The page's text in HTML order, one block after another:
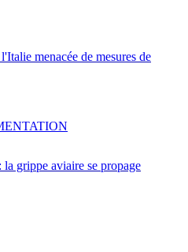
menacée de mesures de
grippe aviaire se propage